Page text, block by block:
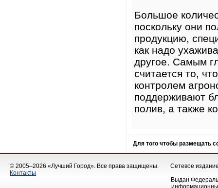
Большое
поскольку они
продукцию,
как надо
другое. Самым
считается то,
контролем
поддерживают
полив, а также
Для того чтобы размещать
© 2005–2026 «Лучший Город». Все права защищены.
Контакты
Сетевое
Выдан